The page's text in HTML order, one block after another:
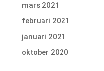
mars 2021
februari 2021
januari 2021
oktober 2020